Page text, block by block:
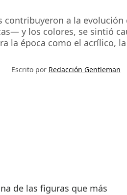
contribuyeron a la
y los colores, se sintió
la época como el acrílico,
Escrito por Redacción Gentleman
de las figuras que más